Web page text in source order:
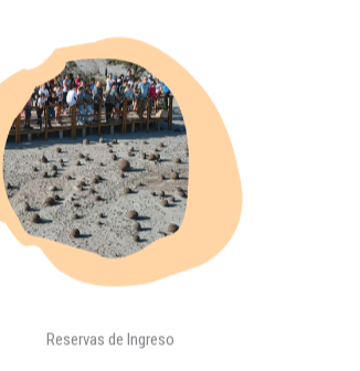
Reservas de Ingreso